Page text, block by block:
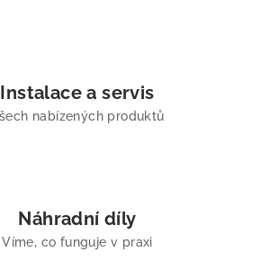
Instalace a servis
nabízených produktů
Náhradní díly
Víme, co funguje v praxi